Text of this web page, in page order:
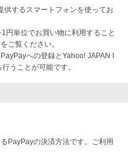
供するスマートフォンを使ってお
円単位でお買い物に利用すること
をご覧ください。
への登録とYahoo! JAPAN I
行うことが可能です。
PayPayの決済方法です。ご利用